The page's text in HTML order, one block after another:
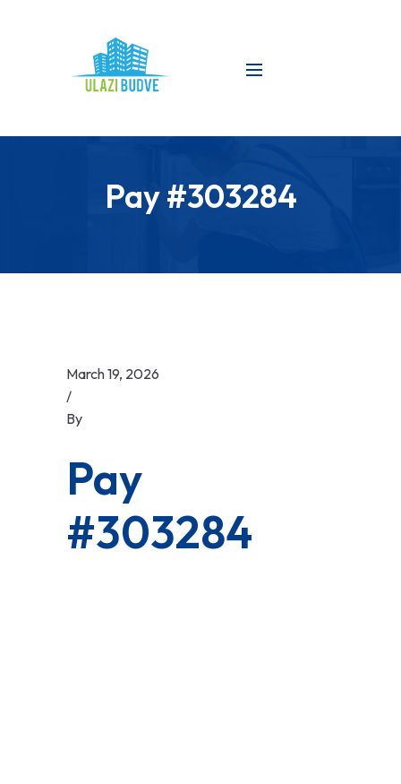
Pay #303284
March 19, 2026
/
By
Pay
#303284